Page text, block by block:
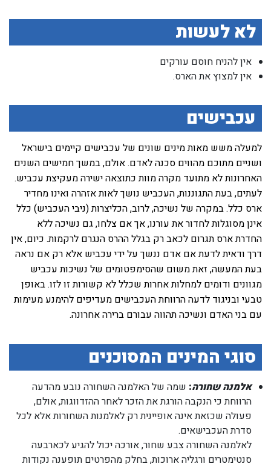
לא לעשות
אין להניח חוסם עורקים
אין למצוץ את הארס.
עכבישים
למעלה משש מאות מינים שונים של עכבישים קיימים בישראל
ושניים מתוכם מהווים סכנה לאדם. אולם, במשך חמישים השנים
האחרונות לא מתועד מקרה מוות כתוצאה ישירה מעקיצת עכביש.
לעתים, בעת התגוננות, העכביש נושך לאות אזהרה ואינו מחדיר
ארס כלל. במקרה של נשיכה, לרוב, הכליצרות (ניבי העכביש) כלל
אינן מסוגלות לחדור את עורנו, אך אם צלחו, גם נשיכה ללא
החדרת ארס תגרום לכאב רק בגלל ההרס הנגרם לרקמות. כיום, אין
דרך ודאית לדעת אם אדם ננשך על ידי עכביש אלא רק אם נראה
בעת המעשה, זאת משום שהסימפטומים של נשיכות עכביש
מגוונים ודומים למחלות אחרות שכלל לא קשורות זו לזו. באופן
טבעי ובניגוד לדעה הרווחת העכבישים מעדיפים להימנע מעימות
עם בני האדם ונשיכה תהווה עבורם ברירה אחרונה.
סוגי המינים המסוכנים
אלמנה שחורה: שמה של האלמנה השחורה נובע מהדעה
הרווחת כי הנקבה הורגת את הזכר לאחר ההזדווגות, אולם,
פעולה שכזאת אינה אופיינית רק לאלמנות השחורות אלא לכל
סדרת העכבישאים.
לאלמנה השחורה צבע שחור, אורכה יכול להגיע לכארבעה
סנטימטרים ורגליה ארוכות, בחלק מהפרטים תופענה נקודות